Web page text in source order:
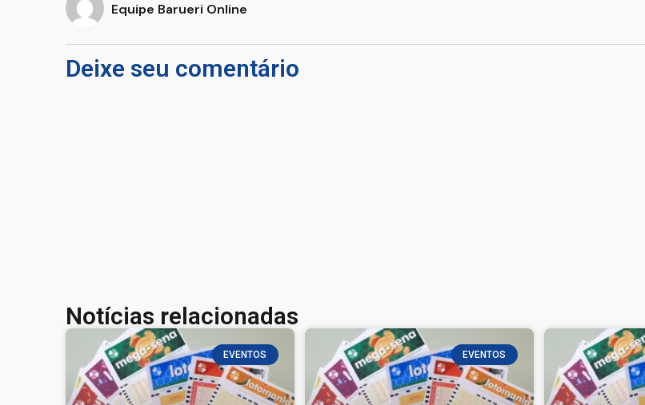
Equipe Barueri Online
Deixe seu comentário
Notícias relacionadas
EVENTOS EVENTOS